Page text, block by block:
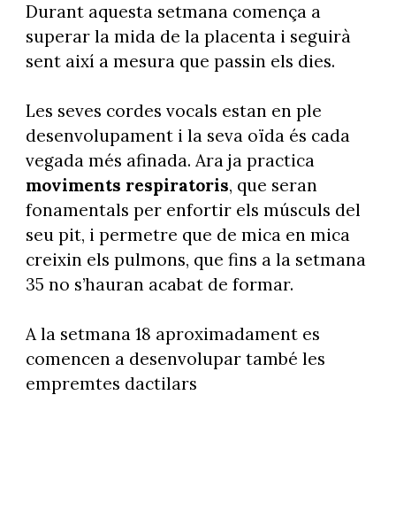
Durant aquesta setmana comença a
superar la mida de la placenta i seguirà
sent així a mesura que passin els dies.
Les seves cordes vocals estan en ple
desenvolupament i la seva oïda és cada
vegada més afinada. Ara ja practica
moviments respiratoris, que seran
fonamentals per enfortir els músculs del
seu pit, i permetre que de mica en mica
creixin els pulmons, que fins a la setmana
35 no s’hauran acabat de formar.
A la setmana 18 aproximadament es
comencen a desenvolupar també les
empremtes dactilars